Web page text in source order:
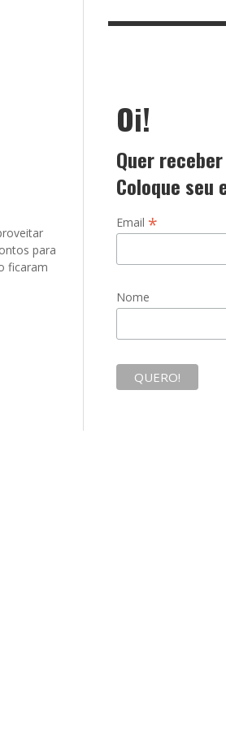
para
ficaram
Oi!
Quer
Coloque seu
Email *
Nome